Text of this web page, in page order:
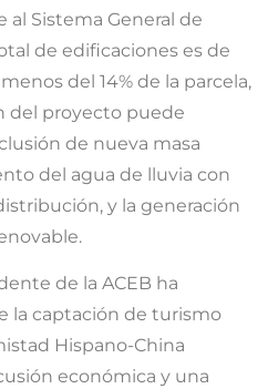
Sistema General de
de edificaciones es de
del 14% de la parcela,
del proyecto puede
de nueva masa
del agua de lluvia con
y la generación
de la ACEB ha
la captación de turismo
Hispano-China
económica y una